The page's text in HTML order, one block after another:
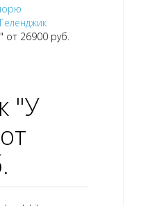
Геленджик
от 26900 руб.
"У